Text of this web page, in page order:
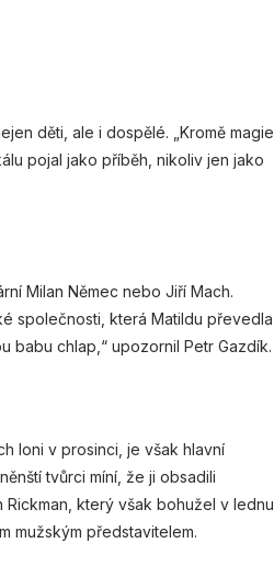
děti, ale i dospělé. „Kromě magie
pojal jako příběh, nikoliv jen jako
Milan Němec nebo Jiří Mach.
společnosti, která Matildu převedla
babu chlap,“ upozornil Petr Gazdík.
loni v prosinci, je však hlavní
tvůrci míní, že ji obsadili
který však bohužel v lednu
mužským představitelem.